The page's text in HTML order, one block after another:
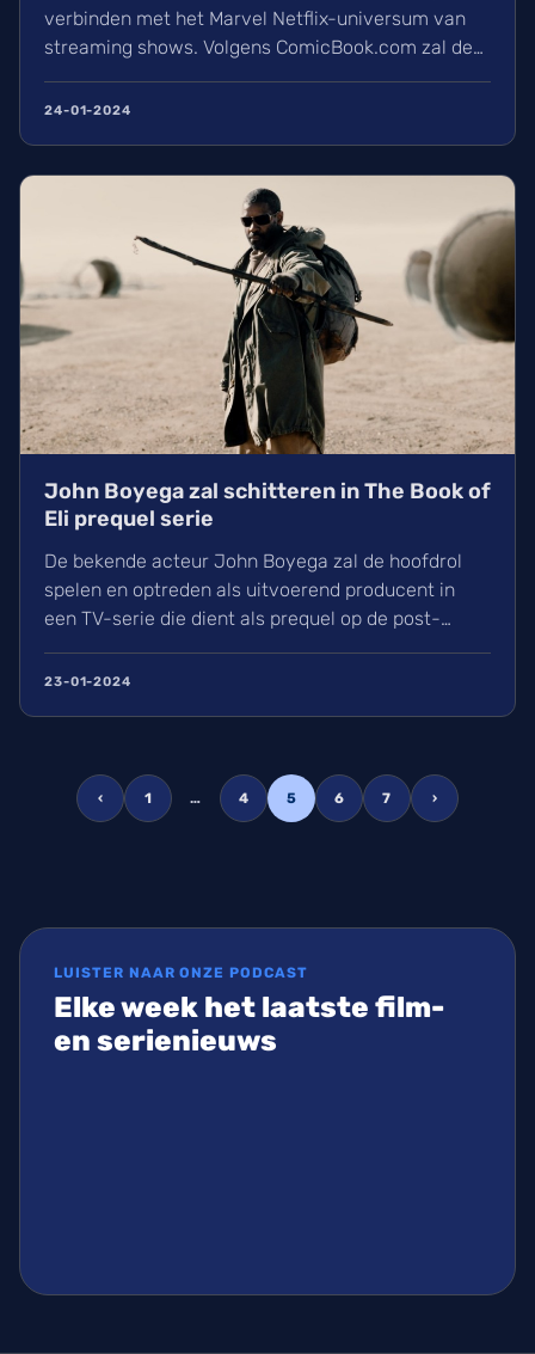
verbinden met het Marvel Netflix-universum van
streaming shows. Volgens ComicBook.com zal de
volgende op de reünie tour voor "Daredevil: Born
Again" ...
24-01-2024
John Boyega zal schitteren in The Book of
Eli prequel serie
De bekende acteur John Boyega zal de hoofdrol
spelen en optreden als uitvoerend producent in
een TV-serie die dient als prequel op de post-
Book of Eli. D...
23-01-2024
‹ 1 … 4 5 6 7 ›
LUISTER NAAR ONZE PODCAST
Elke week het laatste film-
en serienieuws